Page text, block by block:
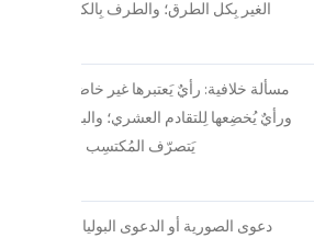
الغير بِكل الطرق؛ والطرف بِالكتابة وأجازه
مسألة خلافية: رأيٌ يَعتبرها غير خاضعة
ورأيٌ يُخضِعها لِلتقادم العشري؛ والبداية مُتنازَعة
يَتصرّف المُكتسِب الصوري
دعوى الصورية أو الدعوى البوليانية